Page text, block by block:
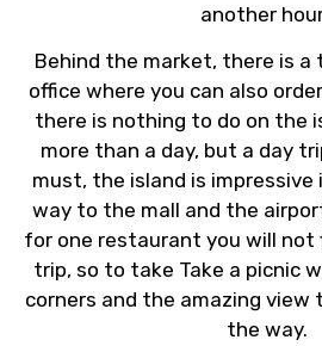
another
Behind the market, there is
office where you can also
there is nothing to do on the
more than a day, but a day
must, the island is
way to the mall and the
for one restaurant you will not
trip, so to take Take a picnic
corners and the amazing view
the way.